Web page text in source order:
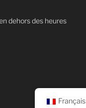
dehors des heures
Français